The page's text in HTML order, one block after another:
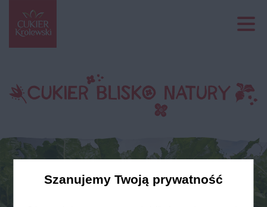
Szanujemy Twoją prywatność